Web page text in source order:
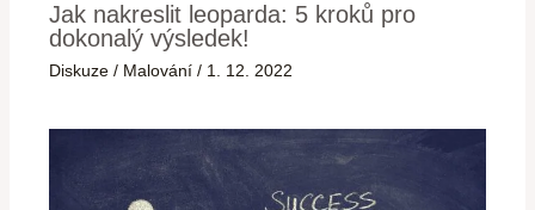
Jak nakreslit leoparda: 5 kroků pro
dokonalý výsledek!
Diskuze / Malování / 1. 12. 2022